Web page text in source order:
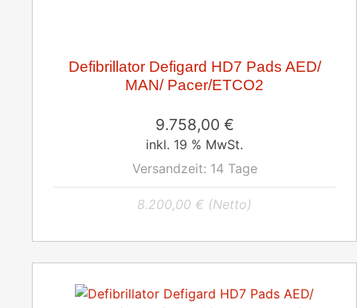
Defibrillator Defigard HD7 Pads AED/
MAN/ Pacer/ETCO2
9.758,00 €
inkl. 19 % MwSt.
Versandzeit: 14 Tage
8.200,00 € (Netto)